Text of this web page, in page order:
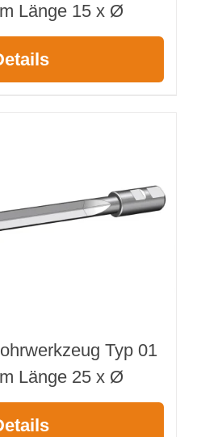
Länge 15 x Ø
Typ 01
Länge 25 x Ø